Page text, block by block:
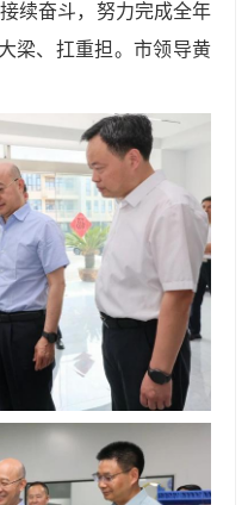
续奋斗，努力完成全年
梁、扛重担。市领导黄